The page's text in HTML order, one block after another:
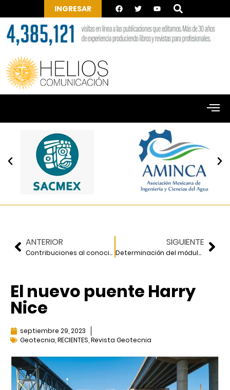
INGRESAR
ANTERIOR
Contribuciones al conocimiento de la geotecnia temprana durante el siglo XX: Ralph Peck
SIGUIENTE
Determinación del módulo de elasticidad compuesto de pilas
El nuevo puente Harry
Nice
septiembre 29, 2023
Geotecnia RECIENTES Revista Geotecnia